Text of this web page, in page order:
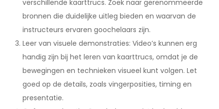
verschillende kaarttrucs. Zoek naar gerenommeerde
bronnen die duidelijke uitleg bieden en waarvan de
instructeurs ervaren goochelaars zijn.
Leer van visuele demonstraties: Video’s kunnen erg
handig zijn bij het leren van kaarttrucs, omdat je de
bewegingen en technieken visueel kunt volgen. Let
goed op de details, zoals vingerposities, timing en
presentatie.